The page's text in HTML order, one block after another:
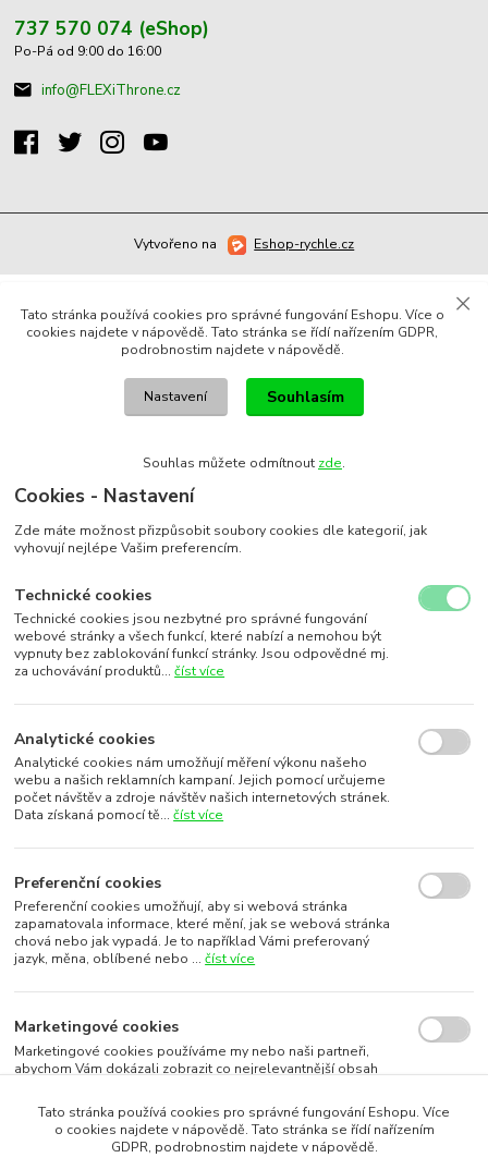
737 570 074 (eShop)
Po-Pá od 9:00 do 16:00
info@FLEXiThrone.cz
Vytvořeno na Eshop-rychle.cz
Tato stránka používá cookies pro správné fungování Eshopu. Více o
cookies najdete v nápovědě. Tato stránka se řídí nařízením GDPR,
podrobnostim najdete v nápovědě.
Nastavení Souhlasím
Souhlas můžete odmítnout zde.
Cookies - Nastavení
Zde máte možnost přizpůsobit soubory cookies dle kategorií, jak
vyhovují nejlépe Vašim preferencím.
Technické cookies
Technické cookies jsou nezbytné pro správné fungování
webové stránky a všech funkcí, které nabízí a nemohou být
vypnuty bez zablokování funkcí stránky. Jsou odpovědné mj.
za uchovávání produktů...číst více
Analytické cookies
Analytické cookies nám umožňují měření výkonu našeho
webu a našich reklamních kampaní. Jejich pomocí určujeme
počet návštěv a zdroje návštěv našich internetových stránek.
Data získaná pomocí tě...číst více
Preferenční cookies
Preferenční cookies umožňují, aby si webová stránka
zapamatovala informace, které mění, jak se webová stránka
chová nebo jak vypadá. Je to například Vámi preferovaný
jazyk, měna, oblíbené nebo ...číst více
Marketingové cookies
Marketingové cookies používáme my nebo naši partneři,
abychom Vám dokázali zobrazit co nejrelevantnější obsah
subjektů. To je možn... číst více
Tato stránka používá cookies pro správné fungování Eshopu. Více
o cookies najdete v nápovědě. Tato stránka se řídí nařízením
GDPR, podrobnostim najdete v nápovědě.